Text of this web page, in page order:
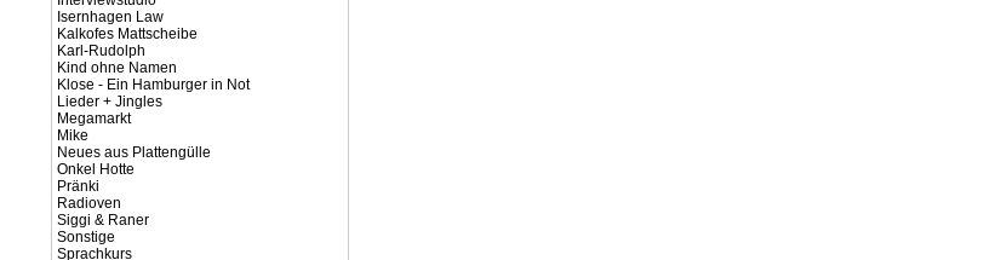
Isernhagen Law
Kalkofes Mattscheibe
Karl-Rudolph
Kind ohne Namen
Klose - Ein Hamburger in Not
Lieder + Jingles
Megamarkt
Mike
Neues aus Plattengülle
Onkel Hotte
Pränki
Radioven
Siggi & Raner
Sonstige
Sprachkurs